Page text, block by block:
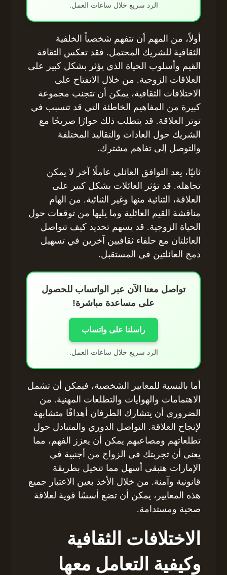
الرد سريع خلال ساعات العمل.
أولاً، من المهم أن تتفهم شخصياً الخلفية
الثقافية للشريك المحتمل. فقد تعكس الثقافة
القيم وأسلوب الحياة الذي يؤثر بشكل كبير على
العلاقات الزوجية. من خلال الانفتاح على
الاختلافات الثقافية، يمكن أن تتجنب مجموعة
كبيرة من المفاهيم الخاطئة التي قد تتسبب في
توتر العلاقة. قد يتطلب ذلك حوارًا صريحًا مع
الشريك حول العادات والتقاليد المختلفة
والتوصل إلى تفاهم مشترك.
ثانيًا، يعد التوافق العائلي عاملًا آخر لا يمكن
تجاهله. قد تؤثر العائلات بشكل كبير على
العلاقة، الثنائية منها وغير الثنائية. من الهام
مناقشة القيم العائلية وما يليها من توقعات حول
الحياة الزوجية. قد يسهم تحديد كيف تتواصل
العائلتان مع حلفاء ثقافيين آخرين في تسهيل
دمج العائلتين في المستقبل.
تواصل معنا الآن عبر الواتساب للحصول
على مساعدة مباشرة!
راسلنا على واتساب
الرد سريع خلال ساعات العمل.
أما بالنسبة للمعايير الشخصية، فيمكن أن تشمل
الاهتمامات والهوايات والتطلعات المهنية. من
الضروري أن يتشارك الطرفان أهدافًا متشابهة
لإنجاح العلاقة. التواصل الدوري والمتبادل حول
تطلعاتهم ومصاعبهم يمكن أن يعزز الفهم، مما
يعني أن تجربتك في الزواج من أجنبية في
الإمارات هتبقى أسهل مما تتخيل بطريقة
قانونية وآمنة. من خلال الأخذ بعين الاعتبار جميع
هذه المعايير، يمكن أن تضع أسسًا قوية لعلاقة
صحية ومستدامة.
الاختلافات الثقافية
وكيفية التعامل معها